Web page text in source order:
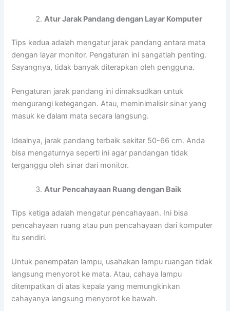
Atur Jarak Pandang dengan Layar Komputer
Tips kedua adalah mengatur jarak pandang antara mata
dengan layar monitor. Pengaturan ini sangatlah penting.
Sayangnya, tidak banyak diterapkan oleh pengguna.
Pengaturan jarak pandang ini dimaksudkan untuk
mengurangi ketegangan. Atau, meminimalisir sinar yang
masuk ke dalam mata secara langsung.
Idealnya, jarak pandang terbaik sekitar 50-66 cm. Anda
bisa mengaturnya seperti ini agar pandangan tidak
terganggu oleh sinar dari monitor.
Atur Pencahayaan Ruang dengan Baik
Tips ketiga adalah mengatur pencahayaan. Ini bisa
pencahayaan ruang atau pun pencahayaan dari komputer
itu sendiri.
Untuk penempatan lampu, usahakan lampu ruangan tidak
langsung menyorot ke mata. Atau, cahaya lampu
ditempatkan di atas kepala yang memungkinkan
cahayanya langsung menyorot ke bawah.